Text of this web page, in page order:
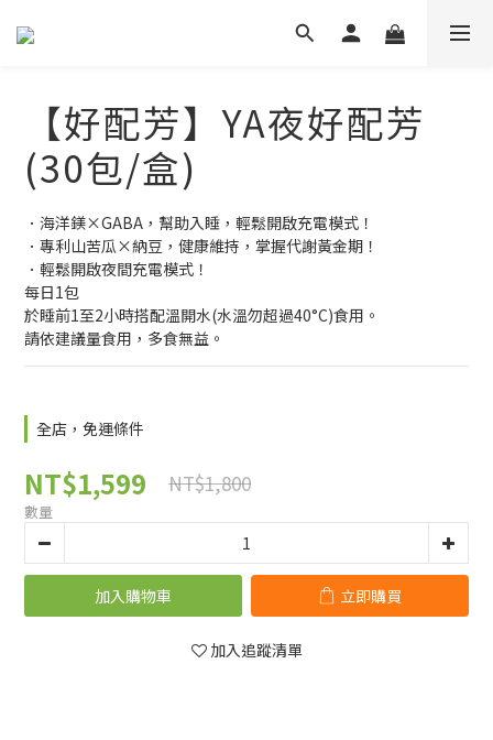
【好配芳】YA夜好配芳
(30包/盒)
．海洋鎂×GABA，幫助入睡，輕鬆開啟充電模式！
．專利山苦瓜×納豆，健康維持，掌握代謝黃金期！
．輕鬆開啟夜間充電模式！
每日1包
於睡前1至2小時搭配溫開水(水溫勿超過40°C)食用。
請依建議量食用，多食無益。
全店，免運條件
NT$1,599 NT$1,800
數量
加入購物車 立即購買
加入追蹤清單